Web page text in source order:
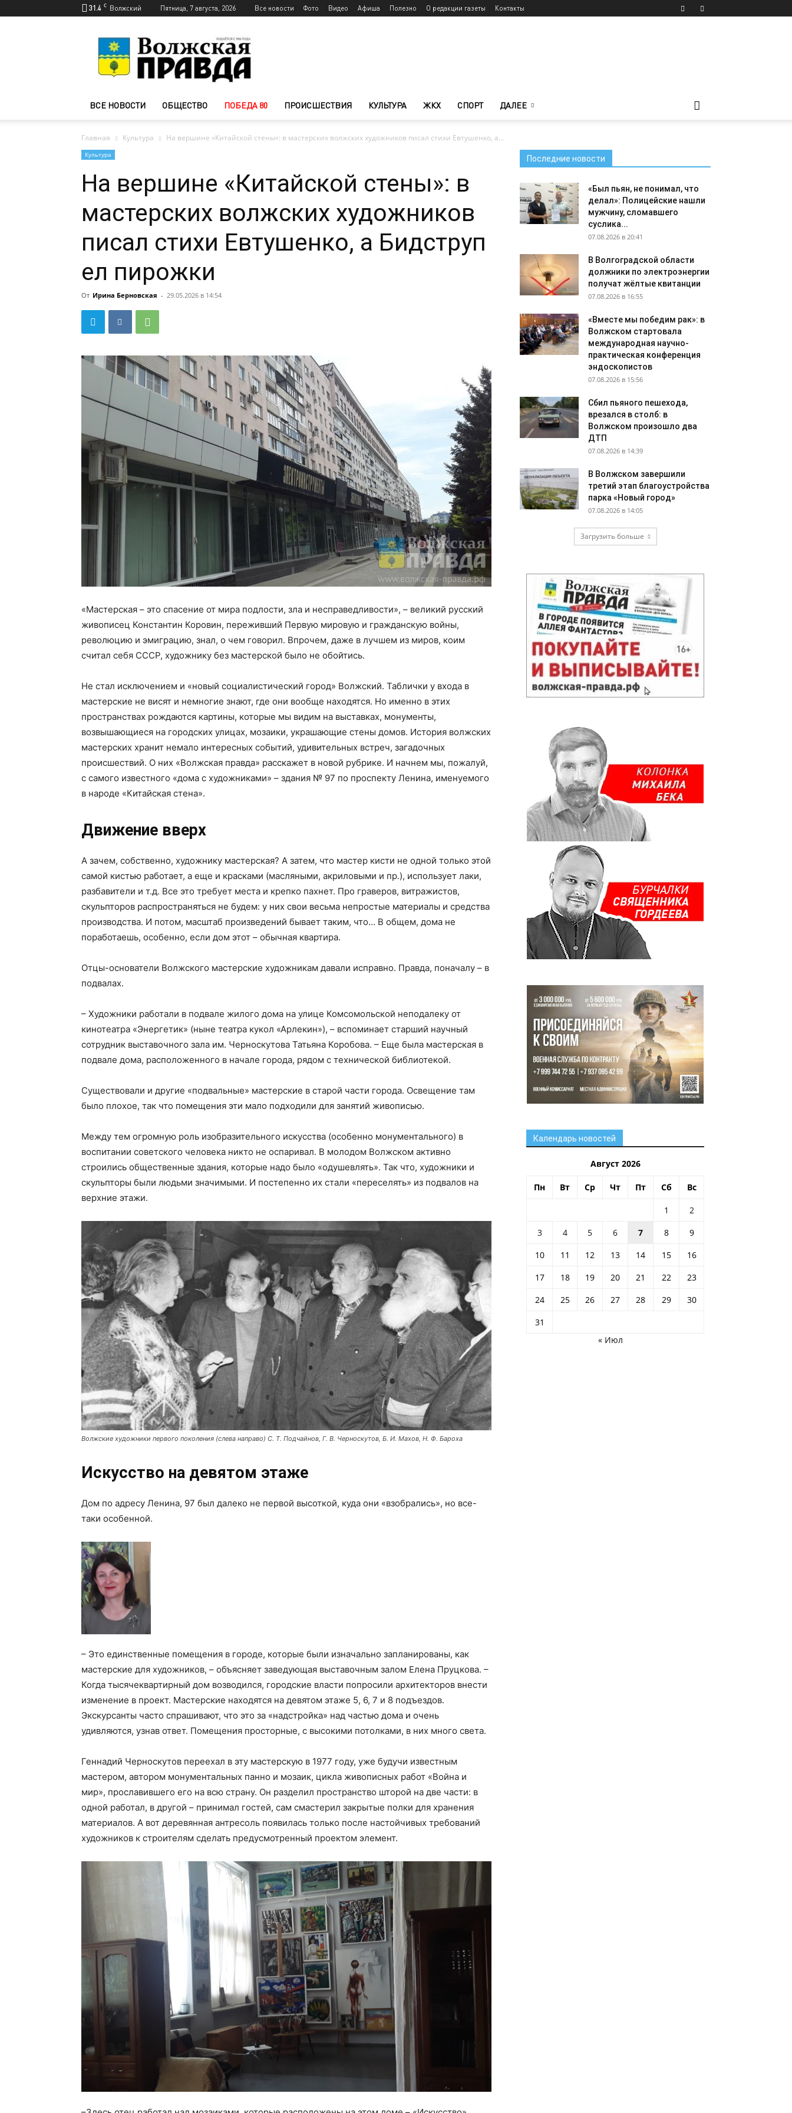
31.4 C Волжский Пятница, 7 августа, 2026 Все новости Фото Видео Афиша Полезно О редакции газеты Контакты
Волжского
—
Волжская
ВСЕ НОВОСТИ ОБЩЕСТВО ПОБЕДА 80 ПРОИСШЕСТВИЯ КУЛЬТУРА ЖКХ СПОРТ ДАЛЕЕ
Главная Культура На вершине «Китайской стены»: в мастерских волжских художников писал стихи Евтушенко, а...
Культура
На вершине «Китайской стены»: в
мастерских волжских художников
писал стихи Евтушенко, а Бидструп
ел пирожки
От Ирина Берновская - 29.05.2026 в 14:54
«Мастерская – это спасение от мира подлости, зла и несправедливости», – великий русский
живописец Константин Коровин, переживший Первую мировую и гражданскую войны,
революцию и эмиграцию, знал, о чем говорил. Впрочем, даже в лучшем из миров, коим
считал себя СССР, художнику без мастерской было не обойтись.
Не стал исключением и «новый социалистический город» Волжский. Таблички у входа в
мастерские не висят и немногие знают, где они вообще находятся. Но именно в этих
пространствах рождаются картины, которые мы видим на выставках, монументы,
возвышающиеся на городских улицах, мозаики, украшающие стены домов. История волжских
мастерских хранит немало интересных событий, удивительных встреч, загадочных
происшествий. О них «Волжская правда» расскажет в новой рубрике. И начнем мы, пожалуй,
с самого известного «дома с художниками» – здания № 97 по проспекту Ленина, именуемого
в народе «Китайская стена».
Движение вверх
А зачем, собственно, художнику мастерская? А затем, что мастер кисти не одной только этой
самой кистью работает, а еще и красками (масляными, акриловыми и пр.), использует лаки,
разбавители и т.д. Все это требует места и крепко пахнет. Про граверов, витражистов,
скульпторов распространяться не будем: у них свои весьма непростые материалы и средства
производства. И потом, масштаб произведений бывает таким, что… В общем, дома не
поработаешь, особенно, если дом этот – обычная квартира.
Отцы-основатели Волжского мастерские художникам давали исправно. Правда, поначалу – в
подвалах.
– Художники работали в подвале жилого дома на улице Комсомольской неподалеку от
кинотеатра «Энергетик» (ныне театра кукол «Арлекин»), – вспоминает старший научный
сотрудник выставочного зала им. Черноскутова Татьяна Коробова. – Еще была мастерская в
подвале дома, расположенного в начале города, рядом с технической библиотекой.
Существовали и другие «подвальные» мастерские в старой части города. Освещение там
было плохое, так что помещения эти мало подходили для занятий живописью.
Между тем огромную роль изобразительного искусства (особенно монументального) в
воспитании советского человека никто не оспаривал. В молодом Волжском активно
строились общественные здания, которые надо было «одушевлять». Так что, художники и
скульпторы были людьми значимыми. И постепенно их стали «переселять» из подвалов на
верхние этажи.
Волжские художники первого поколения (слева направо) С. Т. Подчайнов, Г. В. Черноскутов, Б. И. Махов, Н. Ф. Бароха
Искусство на девятом этаже
Дом по адресу Ленина, 97 был далеко не первой высоткой, куда они «взобрались», но все-
таки особенной.
– Это единственные помещения в городе, которые были изначально запланированы, как
мастерские для художников, – объясняет заведующая выставочным залом Елена Пруцкова. –
Когда тысячеквартирный дом возводился, городские власти попросили архитекторов внести
изменение в проект. Мастерские находятся на девятом этаже 5, 6, 7 и 8 подъездов.
Экскурсанты часто спрашивают, что это за «надстройка» над частью дома и очень
удивляются, узнав ответ. Помещения просторные, с высокими потолками, в них много света.
Геннадий Черноскутов переехал в эту мастерскую в 1977 году, уже будучи известным
мастером, автором монументальных панно и мозаик, цикла живописных работ «Война и
мир», прославившего его на всю страну. Он разделил пространство шторой на две части: в
одной работал, в другой – принимал гостей, сам смастерил закрытые полки для хранения
материалов. А вот деревянная антресоль появилась только после настойчивых требований
художников к строителям сделать предусмотренный проектом элемент.
Последние новости
«Был пьян, не понимал, что
делал»: Полицейские нашли
мужчину, сломавшего
суслика...
07.08.2026 в 20:41
В Волгоградской области
должники по электроэнергии
получат жёлтые квитанции
07.08.2026 в 16:55
«Вместе мы победим рак»: в
Волжском стартовала
международная научно-
практическая конференция
эндоскопистов
07.08.2026 в 15:56
Сбил пьяного пешехода,
врезался в столб: в
Волжском произошло два
ДТП
07.08.2026 в 14:39
В Волжском завершили
третий этап благоустройства
парка «Новый город»
07.08.2026 в 14:05
Загрузить больше
Календарь новостей
Август 2026
Пн Вт Ср Чт Пт Сб Вс
1
2
3
4 5 6 7 8
9
10
11 12 13 14 15
16
17
18 19 20 21 22
23
24
25 26 27 28 29
30
31
« Июл